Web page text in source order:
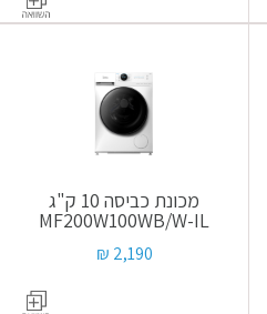
מכונת כביסה 10 ק"ג
MF200W100WB/W-IL
2,190 ₪